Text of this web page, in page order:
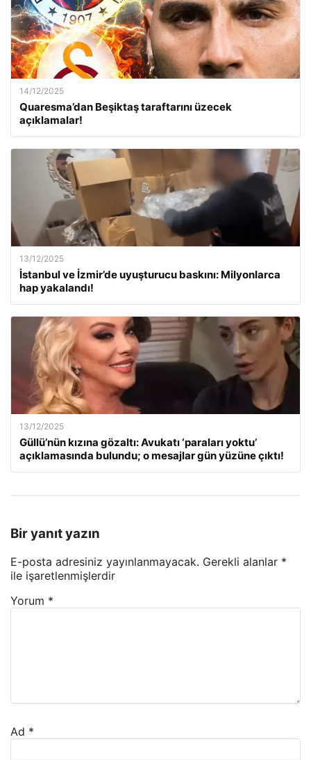
14/12/2025
Quaresma’dan Beşiktaş taraftarını üzecek
açıklamalar!
13/12/2025
İstanbul ve İzmir’de uyuşturucu baskını: Milyonlarca
hap yakalandı!
13/12/2025
Güllü’nün kızına gözaltı: Avukatı ‘paraları yoktu’
açıklamasında bulundu; o mesajlar gün yüzüne çıktı!
Bir yanıt yazın
E-posta adresiniz yayınlanmayacak. Gerekli alanlar *
ile işaretlenmişlerdir
Yorum *
Ad *